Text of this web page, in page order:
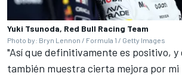
Yuki Tsunoda, Red Bull Racing Team
Photo by: Bryn Lennon / Formula 1 / Getty Images
"Así que definitivamente es positivo, y
también muestra cierta mejora por mi